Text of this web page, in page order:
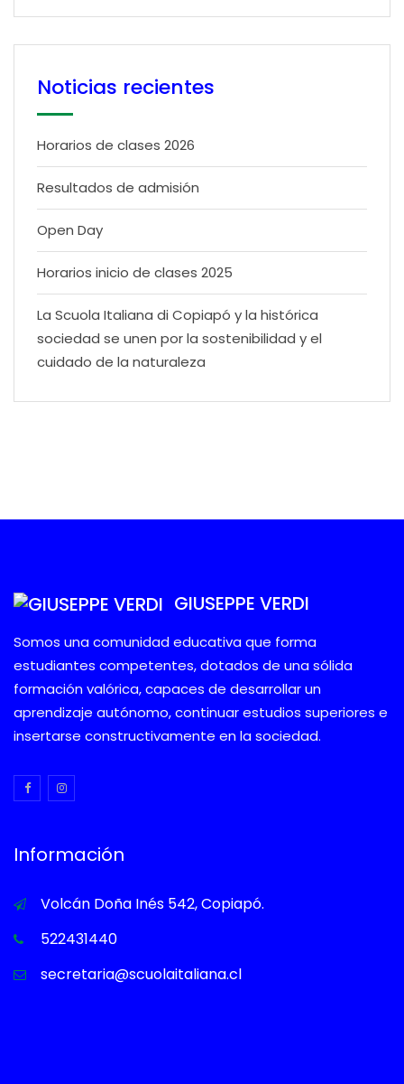
Noticias recientes
Horarios de clases 2026
Resultados de admisión
Open Day
Horarios inicio de clases 2025
La Scuola Italiana di Copiapó y la histórica
sociedad se unen por la sostenibilidad y el
cuidado de la naturaleza
GIUSEPPE VERDI
Somos una comunidad educativa que forma
estudiantes competentes, dotados de una sólida
formación valórica, capaces de desarrollar un
aprendizaje autónomo, continuar estudios superiores e
insertarse constructivamente en la sociedad.
Información
Volcán Doña Inés 542, Copiapó.
522431440
secretaria@scuolaitaliana.cl